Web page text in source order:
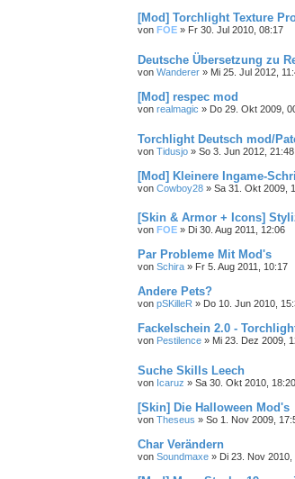
[Mod] Torchlight Texture
von FOE » Fr 30. Jul 2010, 08:17
Deutsche Übersetzung zu
von Wanderer » Mi 25. Jul 2012,
[Mod] respec mod
von realmagic » Do 29. Okt 2009,
Torchlight Deutsch mod/
von Tidusjo » So 3. Jun 2012, 21:48
[Mod] Kleinere Ingame-
von Cowboy28 » Sa 31. Okt 2009,
[Skin & Armor + Icons]
von FOE » Di 30. Aug 2011, 12:06
Par Probleme Mit Mod's
von Schira » Fr 5. Aug 2011, 10:17
Andere Pets?
von pSKilleR » Do 10. Jun 2010,
Fackelschein 2.0 -
von Pestilence » Mi 23. Dez 2009,
Suche Skills Leech
von Icaruz » Sa 30. Okt 2010, 18:20
[Skin] Die Halloween Mod's
von Theseus » So 1. Nov 2009,
Char Verändern
von Soundmaxe » Di 23. Nov 2010,